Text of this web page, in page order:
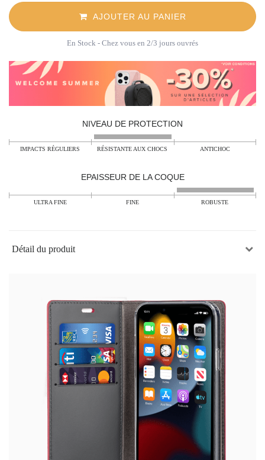
AJOUTER AU PANIER
En Stock - Chez vous en 2/3 jours ouvrés
NIVEAU DE PROTECTION
IMPACTS RÉGULIERS RÉSISTANTE AUX CHOCS ANTICHOC
EPAISSEUR DE LA COQUE
ULTRA FINE FINE ROBUSTE
Détail du produit